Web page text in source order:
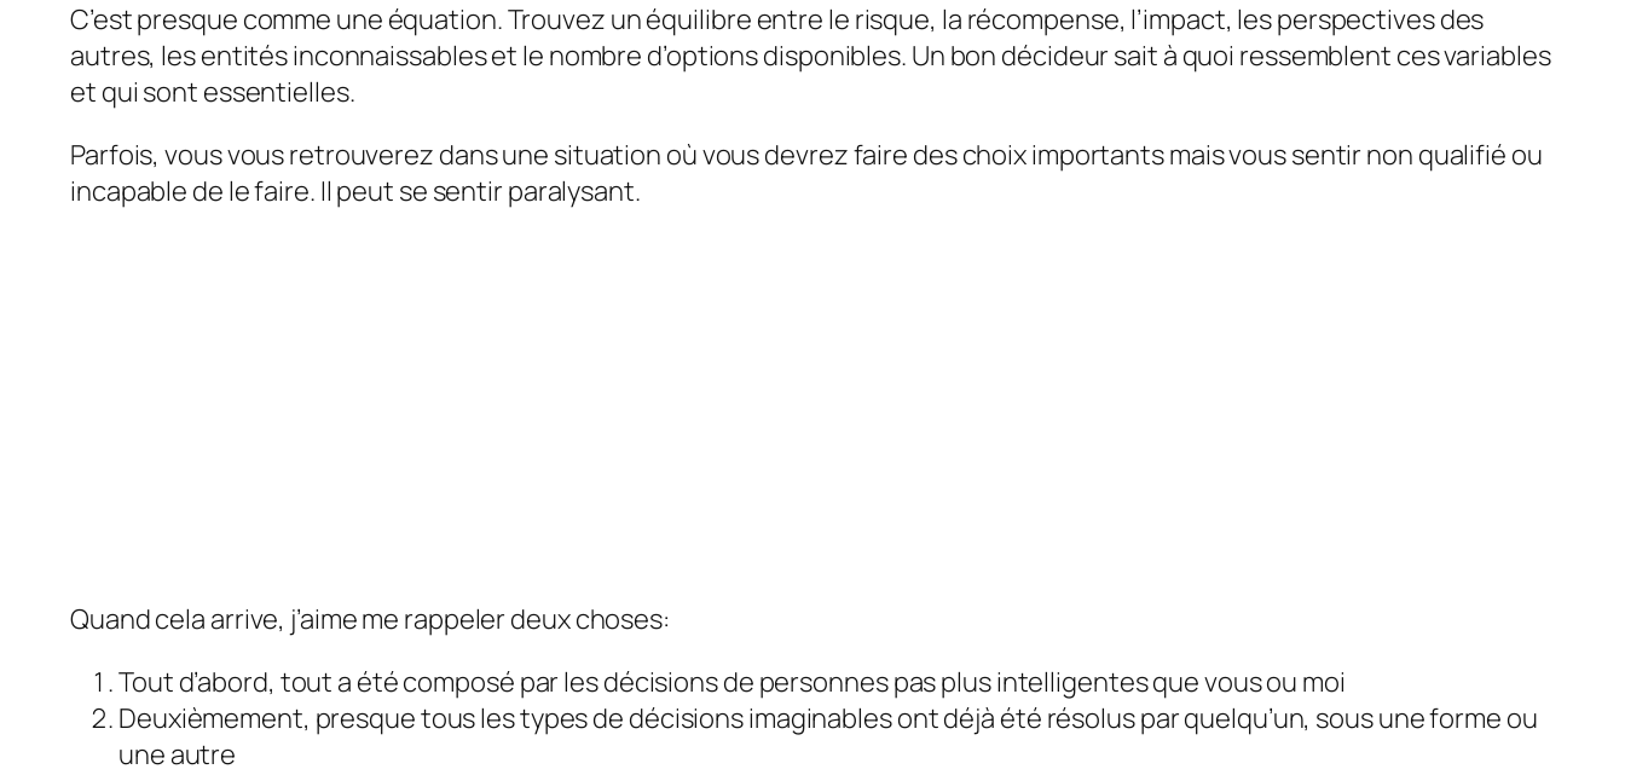
C’est presque comme une équation. Trouvez un équilibre entre le risque, la récompense, l’impact, les perspectives des
autres, les entités inconnaissables et le nombre d’options disponibles. Un bon décideur sait à quoi ressemblent ces variables
et qui sont essentielles.
Parfois, vous vous retrouverez dans une situation où vous devrez faire des choix importants mais vous sentir non qualifié ou
incapable de le faire. Il peut se sentir paralysant.
Quand cela arrive, j’aime me rappeler deux choses:
Tout d’abord, tout a été composé par les décisions de personnes pas plus intelligentes que vous ou moi
Deuxièmement, presque tous les types de décisions imaginables ont déjà été résolus par quelqu’un, sous une forme ou
une autre